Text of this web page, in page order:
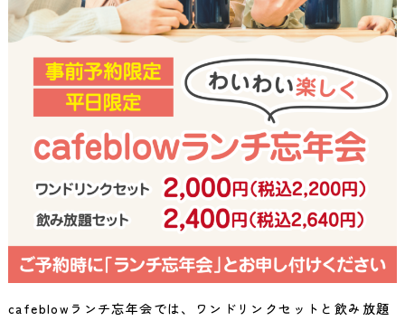
cafeblowランチ忘年会では、ワンドリンクセットと飲み放題